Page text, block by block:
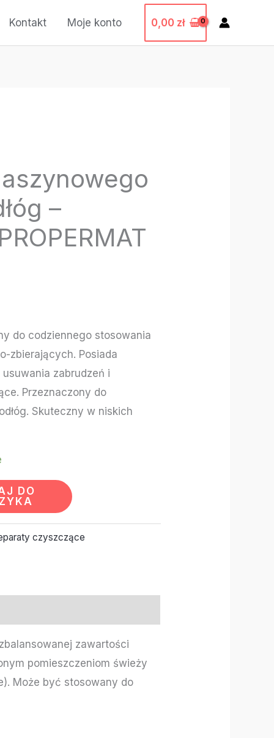
Kontakt Moje konto 0,00 zł
–
do codziennego stosowania
zbierających. Posiada
usuwania zabrudzeń i
Przeznaczony do
Skuteczny w niskich
DO
czyszczące
zawartości
pomieszczeniom świeży
Może być stosowany do